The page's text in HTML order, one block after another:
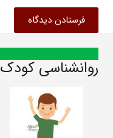
فرستادن دیدگاه
روانشناسی کودک